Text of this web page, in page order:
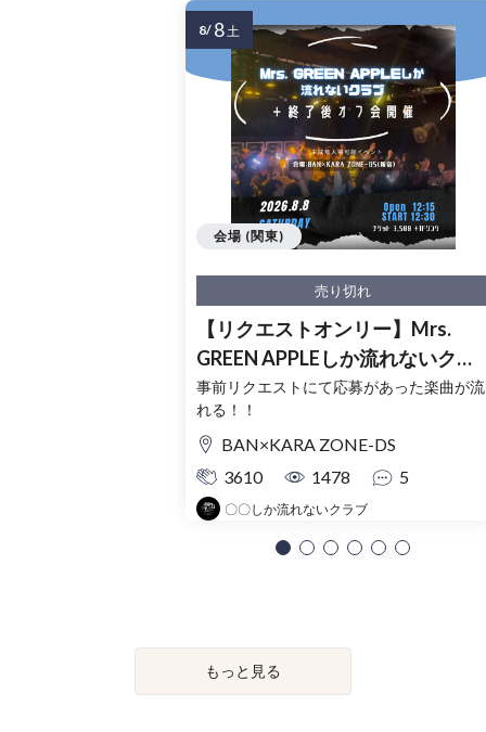
売り切れ
【リクエストオンリー】Mrs.
GREEN APPLEしか流れないクラ
ブ in 東京
事前リクエストにて応募があった楽曲が流
れる！！
BAN×KARA ZONE-DS
3610
1478 5
〇〇しか流れないクラブ
会場 (関東)
8/ 8土
もっと見る